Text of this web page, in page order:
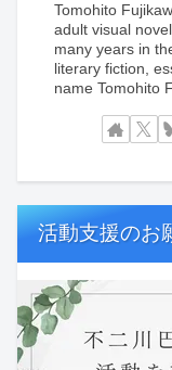
Tomohito
adult visual
many years in
literary fiction,
name Tomohito
活動支援のお